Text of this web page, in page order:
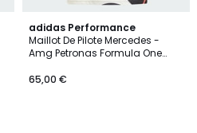
adidas Performance
Maillot De Pilote Mercedes -
Amg Petronas Formula One
65,00 €
5
/
5